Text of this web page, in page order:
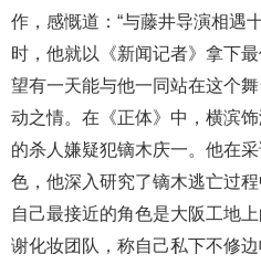
作，感慨道：“与藤井导演相遇
时，他就以《新闻记者》拿下
望有一天能与他一同站在这个
动之情。在《正体》中，横滨
的杀人嫌疑犯镝木庆一。他在
色，他深入研究了镝木逃亡过
自己最接近的角色是大阪工地
谢化妆团队，称自己私下不修